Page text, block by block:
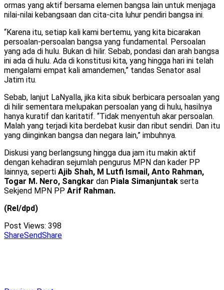
ormas yang aktif bersama elemen bangsa lain untuk menjaga
nilai-nilai kebangsaan dan cita-cita luhur pendiri bangsa ini.
“Karena itu, setiap kali kami bertemu, yang kita bicarakan
persoalan-persoalan bangsa yang fundamental. Persoalan
yang ada di hulu. Bukan di hilir. Sebab, pondasi dan arah bangsa
ini ada di hulu. Ada di konstitusi kita, yang hingga hari ini telah
mengalami empat kali amandemen,” tandas Senator asal
Jatim itu.
Sebab, lanjut LaNyalla, jika kita sibuk berbicara persoalan yang
di hilir sementara melupakan persoalan yang di hulu, hasilnya
hanya kuratif dan karitatif. “Tidak menyentuh akar persoalan.
Malah yang terjadi kita berdebat kusir dan ribut sendiri. Dan itu
yang diinginkan bangsa dan negara lain,” imbuhnya.
Diskusi yang berlangsung hingga dua jam itu makin aktif
dengan kehadiran sejumlah pengurus MPN dan kader PP
lainnya, seperti Ajib Shah, M Lutfi Ismail, Anto Rahman,
Togar M. Nero, Sangkar dan Piala Simanjuntak serta
Sekjend MPN PP Arif Rahman.
(Rel/dpd)
Post Views: 398
ShareSendShare